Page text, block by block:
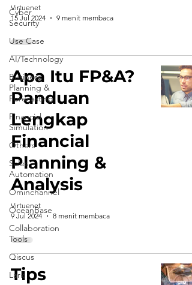
Cyber
Security
Use Case
AI/Technology
Business
Planning &
Forecasting
Financial
Simulation
Others
Sales
Automation
Ominchannel
OceanBase
Collaboration
Tools
Qiscus
Lark
Virtuenet
15 Jul 2024
9 menit membaca
Apa Itu FP&A?
Panduan
Lengkap
Financial
Planning &
Analysis
Virtuenet
9 Jul 2024
8 menit membaca
Tips